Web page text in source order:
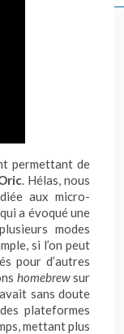
permettant de
. Hélas, nous
aux micro-
a évoqué une
modes
si l’on peut
pour d’autres
homebrewsur
sans doute
plateformes
mettant plus